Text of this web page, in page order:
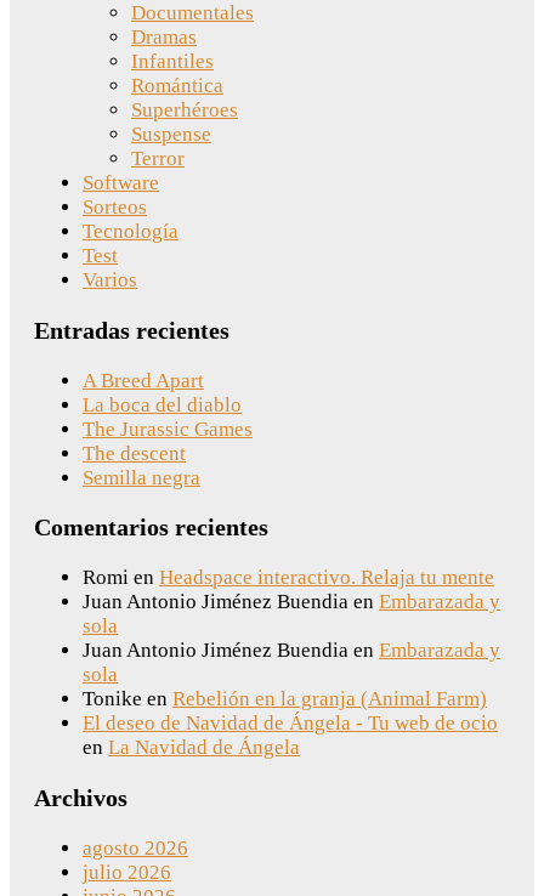
Documentales
Dramas
Infantiles
Romántica
Superhéroes
Suspense
Terror
Software
Sorteos
Tecnología
Test
Varios
Entradas recientes
A Breed Apart
La boca del diablo
The Jurassic Games
The descent
Semilla negra
Comentarios recientes
Romi en Headspace interactivo. Relaja tu mente
Juan Antonio Jiménez Buendia en Embarazada y
sola
Juan Antonio Jiménez Buendia en Embarazada y
sola
Tonike en Rebelión en la granja (Animal Farm)
El deseo de Navidad de Ángela - Tu web de ocio
en La Navidad de Ángela
Archivos
agosto 2026
julio 2026